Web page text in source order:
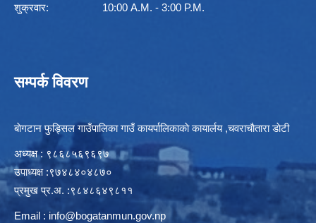
शुक्रवार: 10:00 A.M. - 3:00 P.M.
सम्पर्क विवरण
बाेगटान फुड्सिल गाउँपालिका गाउँ कायर्पालिकाकाे कायार्लय ,चवराचाैतारा डाेटी
अध्यक्ष : ९८६८५६९६९७
उपाध्यक्ष :९७४८४०४८७०
प्रमुख प्र.अ. :९८४८६४९८११
Email : info@bogatanmun.gov.np